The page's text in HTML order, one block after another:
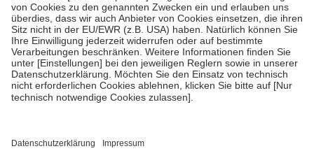
• Kindern und Jugendlichen bis zum vollendeten 18. Lebensjahr
mit Ausnahme der Fahrkosten
• Untersuchungen zur Vorsorge und Früherkennung, die von der
GKV getragen werden
• empfohlenen Schutzimpfungen
• Harn- und Blutteststreifen
getroffen, um sicherzustellen, dass es sich um echte Bewertungen